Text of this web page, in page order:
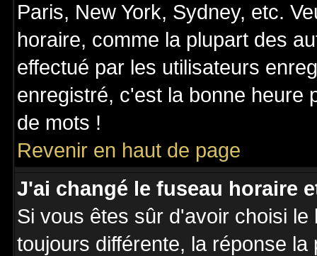
Paris, New York, Sydney, etc.
horaire, comme la plupart des
effectué par les utilisateurs
enregistré, c'est la bonne heure
de mots !
Revenir en haut de page
J'ai changé le fuseau horaire
Si vous êtes sûr d'avoir choisi
toujours différente, la réponse